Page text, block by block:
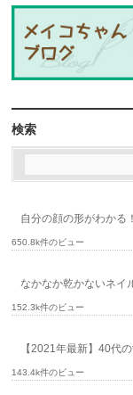
検索
自分の顔の形がわかる
650.8k件のビュー
なかなか乾かないネイ
152.3k件のビュー
【2021年最新】40代
143.4k件のビュー